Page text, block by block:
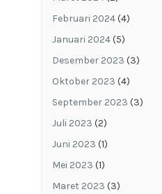
Februari 2024(4)
Januari 2024(5)
Desember 2023 (3)
Oktober 2023 (4)
September 2023 (3)
Juli 2023 (2)
Juni 2023 (1)
Mei 2023 (1)
Maret 2023 (3)